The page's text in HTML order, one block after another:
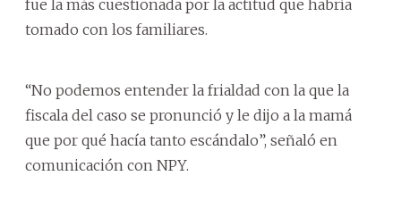
fue la más cuestionada por la actitud que habría
tomado con los familiares.
“No podemos entender la frialdad con la que la
fiscala del caso se pronunció y le dijo a la mamá
que por qué hacía tanto escándalo”, señaló en
comunicación con NPY.